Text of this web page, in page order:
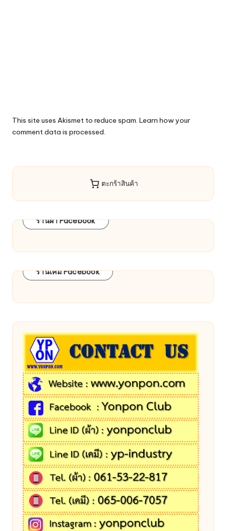
This site uses Akismet to reduce spam. Learn how your
comment data is processed.
ตะกร้าสินค้า
ร้านผ้า Facebook
ร้านเคมี Facebook